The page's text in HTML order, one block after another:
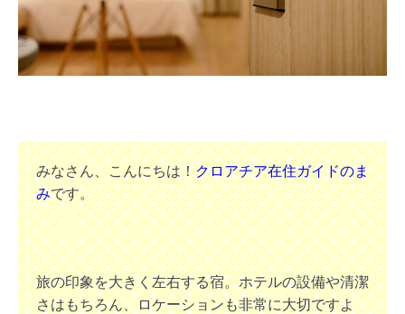
みなさん、こんにちは！ クロアチア在住ガイドのま
みです。
旅の印象を大きく左右する宿。ホテルの設備や清潔
さはもちろん、ロケーションも非常に大切ですよ